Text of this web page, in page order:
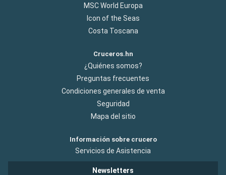
MSC World Europa
Icon of the Seas
Costa Toscana
Cruceros.hn
¿Quiénes somos?
Preguntas frecuentes
Condiciones generales de venta
Seguridad
Mapa del sitio
Información sobre crucero
Servicios de Asistencia
Newsletters